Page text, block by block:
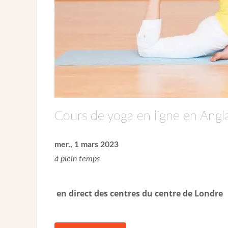
Cours de yoga en ligne en
mer., 1 mars 2023
à plein temps
en direct des centres du centre de Londre